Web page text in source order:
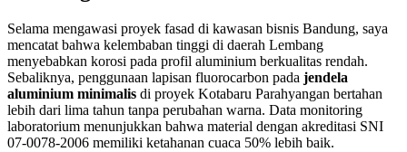
Selama mengawasi proyek fasad di kawasan bisnis Bandung, saya
mencatat bahwa kelembaban tinggi di daerah Lembang
menyebabkan korosi pada profil aluminium berkualitas rendah.
Sebaliknya, penggunaan lapisan fluorocarbon pada jendela
aluminium minimalis di proyek Kotabaru Parahyangan bertahan
lebih dari lima tahun tanpa perubahan warna. Data monitoring
laboratorium menunjukkan bahwa material dengan akreditasi SNI
07-0078-2006 memiliki ketahanan cuaca 50% lebih baik.